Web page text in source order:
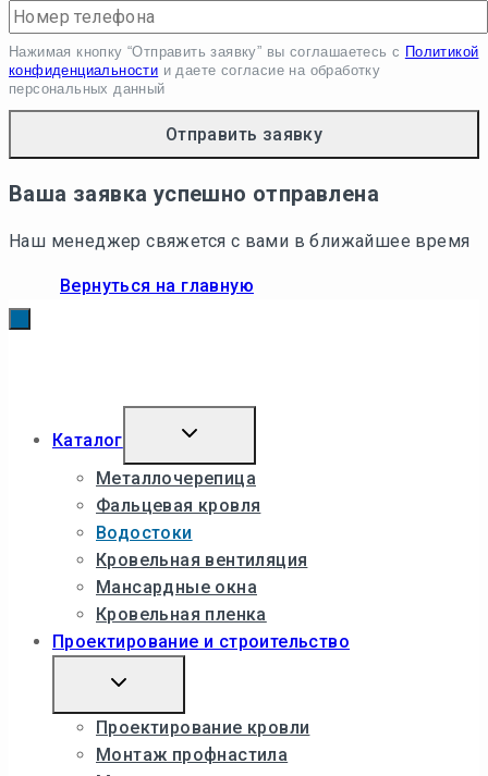
Нажимая кнопку “Отправить заявку” вы соглашаетесь с Политикой
конфиденциальности и даете согласие на обработку
персональных данный
Ваша заявка успешно отправлена
Наш менеджер свяжется с вами в ближайшее время
Вернуться на главную
Каталог
Toggle
menu
Металлочерепица
Фальцевая кровля
Водостоки
Кровельная вентиляция
Мансардные окна
Кровельная пленка
Проектирование и строительство
Toggle
menu
Проектирование кровли
Монтаж профнастила